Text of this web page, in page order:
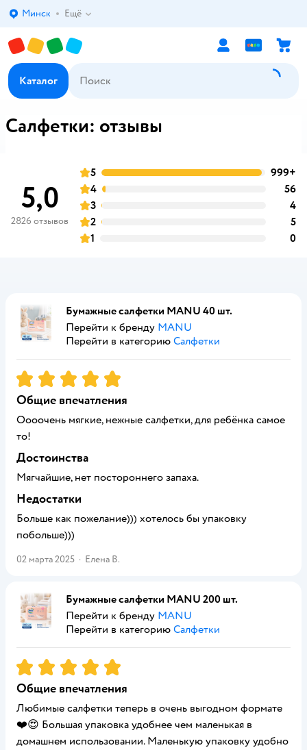
Выбор адреса доставки.
Минск Ещё
Каталог
Салфетки: отзывы
5,0
2826 отзывов
оценка
5 999+
оценка
4 56
оценка
3 4
оценка
2 5
оценка
1 0
Бумажные салфетки MANU 40 шт.
Перейти к бренду MANU
Перейти в категорию Салфетки
Рейтинг:5
Общие впечатления
Оооочень мягкие, нежные салфетки, для ребёнка самое
то!
Достоинства
Мягчайшие, нет постороннего запаха.
Недостатки
Больше как пожелание))) хотелось бы упаковку
побольше)))
02 марта 2025 · Елена В.
Бумажные салфетки MANU 200 шт.
Перейти к бренду MANU
Перейти в категорию Салфетки
Рейтинг:5
Общие впечатления
Любимые салфетки теперь в очень выгодном формате
❤️😍 Большая упаковка удобнее чем маленькая в
домашнем использовании. Маленькую упаковку удобно